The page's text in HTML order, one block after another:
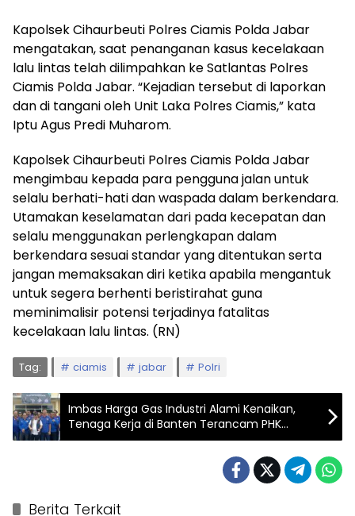
Kapolsek Cihaurbeuti Polres Ciamis Polda Jabar
mengatakan, saat penanganan kasus kecelakaan
lalu lintas telah dilimpahkan ke Satlantas Polres
Ciamis Polda Jabar. “Kejadian tersebut di laporkan
dan di tangani oleh Unit Laka Polres Ciamis,” kata
Iptu Agus Predi Muharom.
Kapolsek Cihaurbeuti Polres Ciamis Polda Jabar
mengimbau kepada para pengguna jalan untuk
selalu berhati-hati dan waspada dalam berkendara.
Utamakan keselamatan dari pada kecepatan dan
selalu menggunakan perlengkapan dalam
berkendara sesuai standar yang ditentukan serta
jangan memaksakan diri ketika apabila mengantuk
untuk segera berhenti beristirahat guna
meminimalisir potensi terjadinya fatalitas
kecelakaan lalu lintas. (RN)
Tag: ciamis jabar Polri
Imbas Harga Gas Industri Alami Kenaikan,
Tenaga Kerja di Banten Terancam PHK
Massal
Berita Terkait